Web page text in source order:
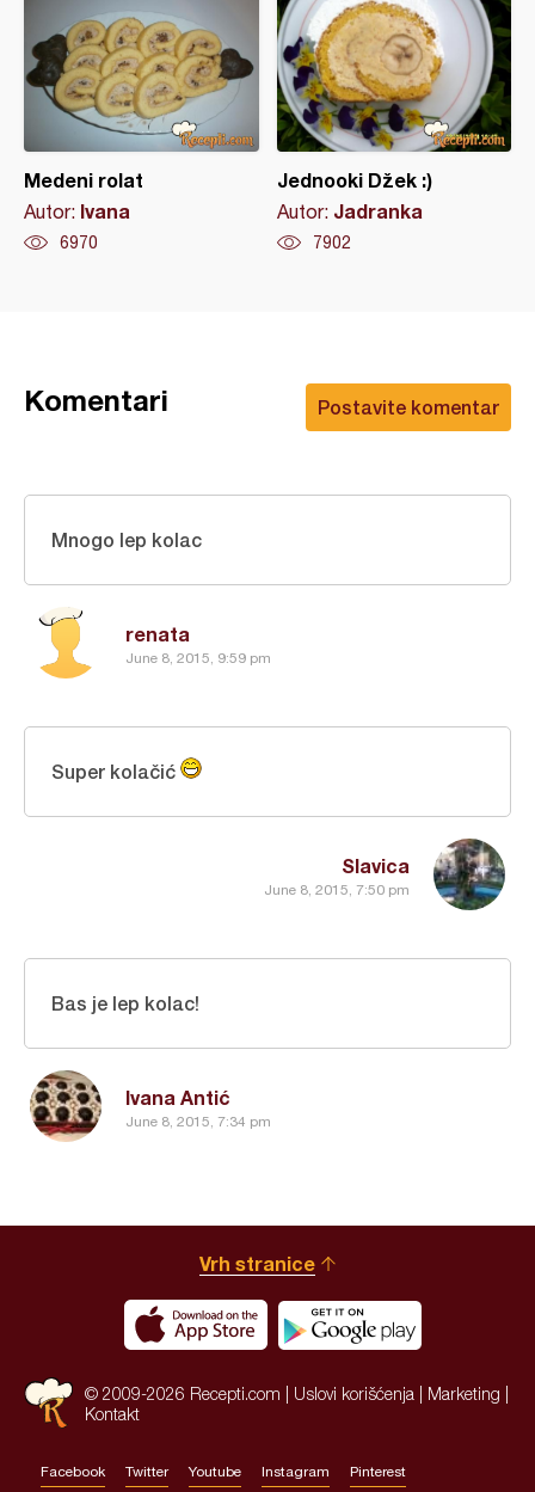
Medeni rolat
Autor: Ivana
6970
Jednooki Džek :)
Autor: Jadranka
7902
Postavite komentar
Komentari
renata
June 8, 2015, 9:59 pm
Mnogo lep kolac
Slavica
June 8, 2015, 7:50 pm
Super kolačić
Ivana Antić
June 8, 2015, 7:34 pm
Bas je lep kolac!
Vrh stranice
© 2009-2026 Recepti.com | Uslovi korišćenja Marketing
Kontakt
Facebook Twitter Youtube Instagram Pinterest